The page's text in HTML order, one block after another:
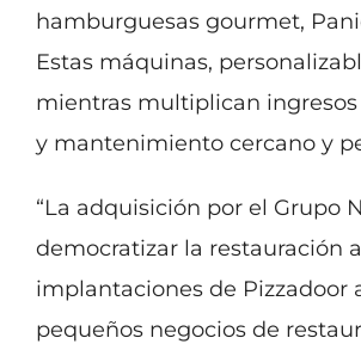
hamburguesas gourmet,
Estas máquinas,
mientras multiplican
y mantenimiento cercano y
“La adquisición por el Grupo
democratizar la restauración
implantaciones de Pizzadoor
pequeños negocios de